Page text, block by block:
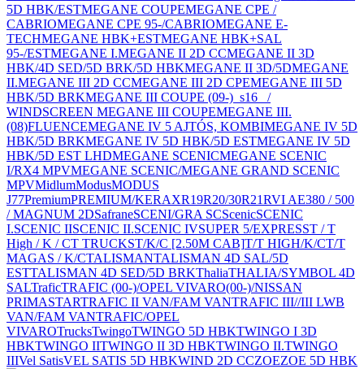
5D HBK/ESTMEGANE COUPEMEGANE CPE /
CABRIOMEGANE CPE 95-/CABRIOMEGANE E-
TECHMEGANE HBK+ESTMEGANE HBK+SAL
95-/ESTMEGANE I.MEGANE II 2D CCMEGANE II 3D
HBK/4D SED/5D BRK/5D HBKMEGANE II 3D/5DMEGANE
II.MEGANE III 2D CCMEGANE III 2D CPEMEGANE III 5D
HBK/5D BRKMEGANE III COUPE (09-)_s16_ /
WINDSCREEN MEGANE III COUPEMEGANE III.
(08)FLUENCEMEGANE IV 5 AJTÓS, KOMBIMEGANE IV 5D
HBK/5D BRKMEGANE IV 5D HBK/5D ESTMEGANE IV 5D
HBK/5D EST LHDMEGANE SCENICMEGANE SCENIC
I/RX4 MPVMEGANE SCENIC/MEGANE GRAND SCENIC
MPVMidlumModusMODUS
J77PremiumPREMIUM/KERAXR19R20/30R21RVI AE380 / 500
/ MAGNUM 2DSafraneSCENI/GRA SCScenicSCENIC
I.SCENIC IISCENIC II.SCENIC IVSUPER 5/EXPRESST / T
High / K / CT TRUCKST/K/C [2.50M CAB]T/T HIGH/K/CT/T
MAGAS / K/CTALISMANTALISMAN 4D SAL/5D
ESTTALISMAN 4D SED/5D BRKThaliaTHALIA/SYMBOL 4D
SALTraficTRAFIC (00-)/OPEL VIVARO(00-)/NISSAN
PRIMASTARTRAFIC II VAN/FAM VANTRAFIC III//III LWB
VAN/FAM VANTRAFIC/OPEL
VIVAROTrucksTwingoTWINGO 5D HBKTWINGO I 3D
HBKTWINGO IITWINGO II 3D HBKTWINGO II.TWINGO
IIIVel SatisVEL SATIS 5D HBKWIND 2D CCZOEZOE 5D HBK